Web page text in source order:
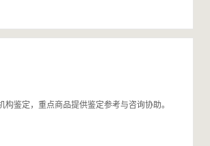
构鉴定，重点商品提供鉴定参考与咨询协助。